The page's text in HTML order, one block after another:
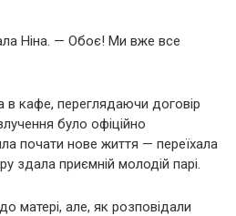
Ніна. — Обоє! Ми вже все
в кафе, переглядаючи договір
було офіційно
почати нове життя — переїхала
здала приємній молодій парі.
матері, але, як розповідали